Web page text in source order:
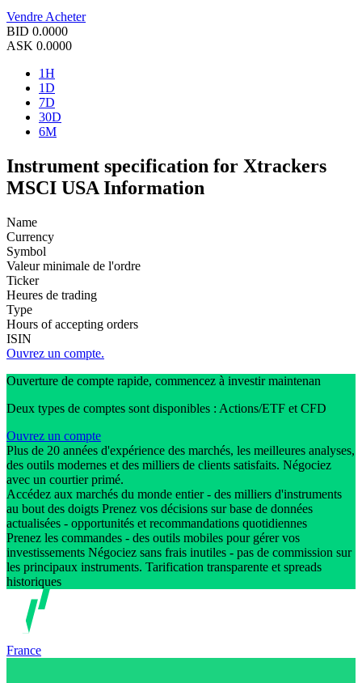
Vendre Acheter
BID 0.0000
ASK 0.0000
1H
1D
7D
30D
6M
Instrument specification for Xtrackers
MSCI USA Information
Name
Currency
Symbol
Valeur minimale de l'ordre
Ticker
Heures de trading
Type
Hours of accepting orders
ISIN
Ouvrez un compte.
Ouverture de compte rapide, commencez à investir maintenan
Deux types de comptes sont disponibles : Actions/ETF et CFD
Ouvrez un compte
Plus de 20 années d'expérience des marchés, les meilleures analyses,
des outils modernes et des milliers de clients satisfaits. Négociez
avec un courtier primé.
Accédez aux marchés du monde entier - des milliers d'instruments
au bout des doigts Prenez vos décisions sur base de données
actualisées - opportunités et recommandations quotidiennes
Prenez les commandes - des outils mobiles pour gérer vos
investissements Négociez sans frais inutiles - pas de commission sur
les principaux instruments. Tarification transparente et spreads
historiques
France